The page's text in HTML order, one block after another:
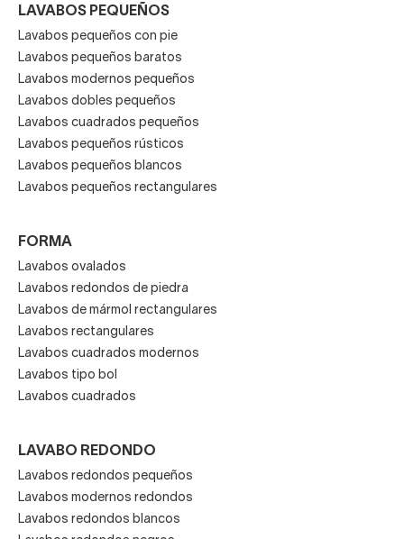
Materiales de los lavabos
modernos
Tienes a tu disposición lavabos de corte moderno y actual
de muy diversos materiales, desde el novedoso
Surface (mezcla de cargas minerales y resinas)
carga mineral o resina con cubierta acrílica o gel coat,
lavabos de piedra, cerámica, porcelana y también cristal.
muy robustos y duraderos, resistentes a los arañazos, los
golpes y también las manchas. Los de piedra son más
sofisticados y elegantes,100% naturales y
ecológicos, resultan sólidos pero son algo más sensibles
a la suciedad.
Todavía siguen siendo muy populares los
modernos de cerámica y porcelana,
particular brillo.
Los lavabos de vidrio o cristal templado son realmente
elegantes, bonitos y los hay de muchos colores tanto en
acabado mate o brillo. Su principal baza, a parte del factor
LAVABOS PEQUEÑOS
Lavabos pequeños con pie
Lavabos pequeños baratos
Lavabos modernos pequeños
Lavabos dobles pequeños
Lavabos cuadrados pequeños
Lavabos pequeños rústicos
Lavabos pequeños blancos
Lavabos pequeños rectangulares
FORMA
Lavabos ovalados
Lavabos redondos de piedra
Lavabos de mármol rectangulares
Lavabos rectangulares
Lavabos cuadrados modernos
Lavabos tipo bol
Lavabos cuadrados
LAVABO REDONDO
Lavabos redondos pequeños
Lavabos modernos redondos
Lavabos redondos blancos